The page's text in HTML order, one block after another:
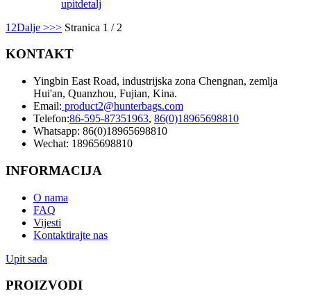
upitdetalj
1 2Dalje >>> Stranica 1 / 2
KONTAKT
Yingbin East Road, industrijska zona Chengnan, zemlja
Hui'an, Quanzhou, Fujian, Kina.
Email: product2@hunterbags.com
Telefon:86-595-87351963, 86(0)18965698810
Whatsapp: 86(0)18965698810
Wechat: 18965698810
INFORMACIJA
O nama
FAQ
Vijesti
Kontaktirajte nas
Upit sada
PROIZVODI